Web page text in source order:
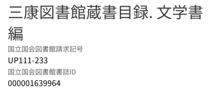
三康図書館蔵書目録. 文学書
編
国立国会図書館請求記号
UP111-233
国立国会図書館書誌ID
000001639964